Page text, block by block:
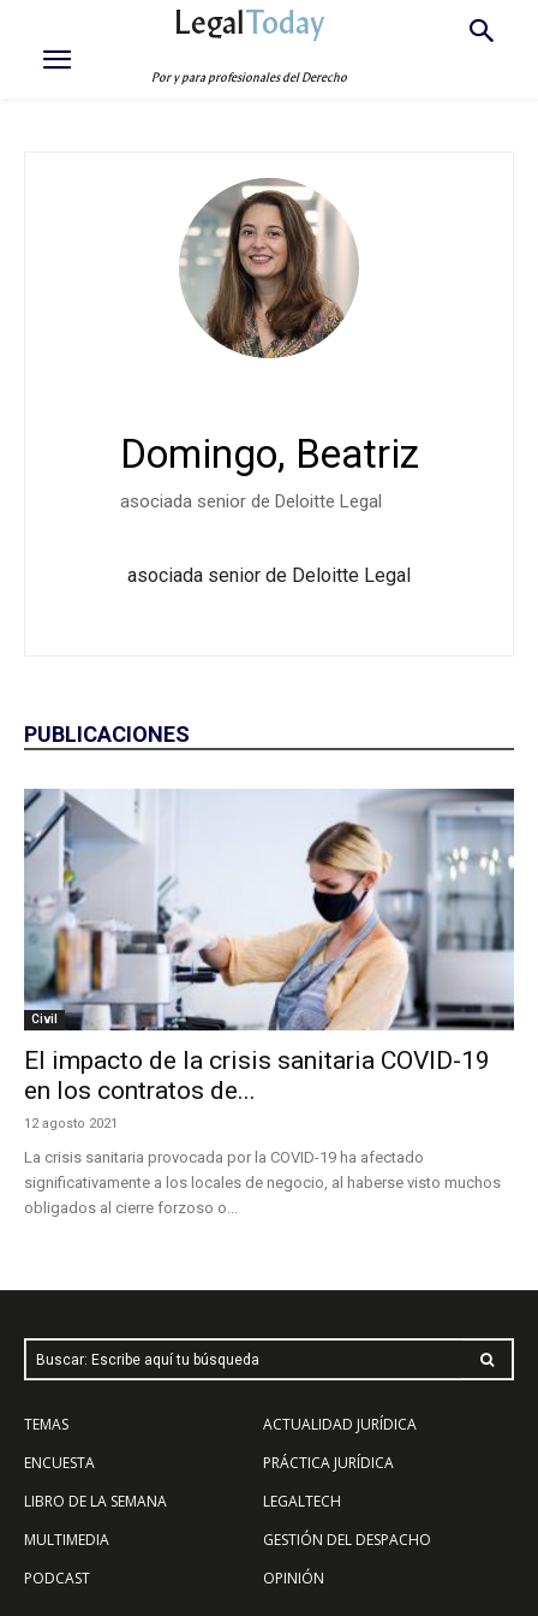
LegalToday
Por y para profesionales del Derecho
Domingo, Beatriz
asociada senior de Deloitte Legal
asociada senior de Deloitte Legal
PUBLICACIONES
Civil
El impacto de la crisis sanitaria COVID-19
en los contratos de...
12 agosto 2021
La crisis sanitaria provocada por la COVID-19 ha afectado
significativamente a los locales de negocio, al haberse visto muchos
obligados al cierre forzoso o...
Buscar: Escribe aquí tu búsqueda
TEMAS
ENCUESTA
LIBRO DE LA SEMANA
MULTIMEDIA
PODCAST
ACTUALIDAD JURÍDICA
PRÁCTICA JURÍDICA
LEGALTECH
GESTIÓN DEL DESPACHO
OPINIÓN